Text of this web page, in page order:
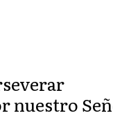
nuestro